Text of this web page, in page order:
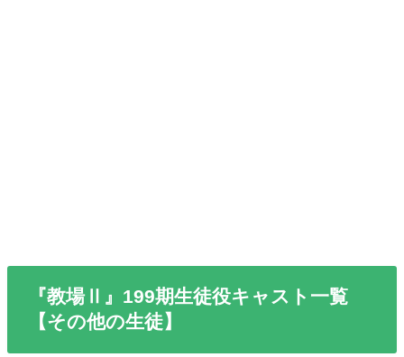
『教場Ⅱ』199期生徒役キャスト一覧
【その他の生徒】